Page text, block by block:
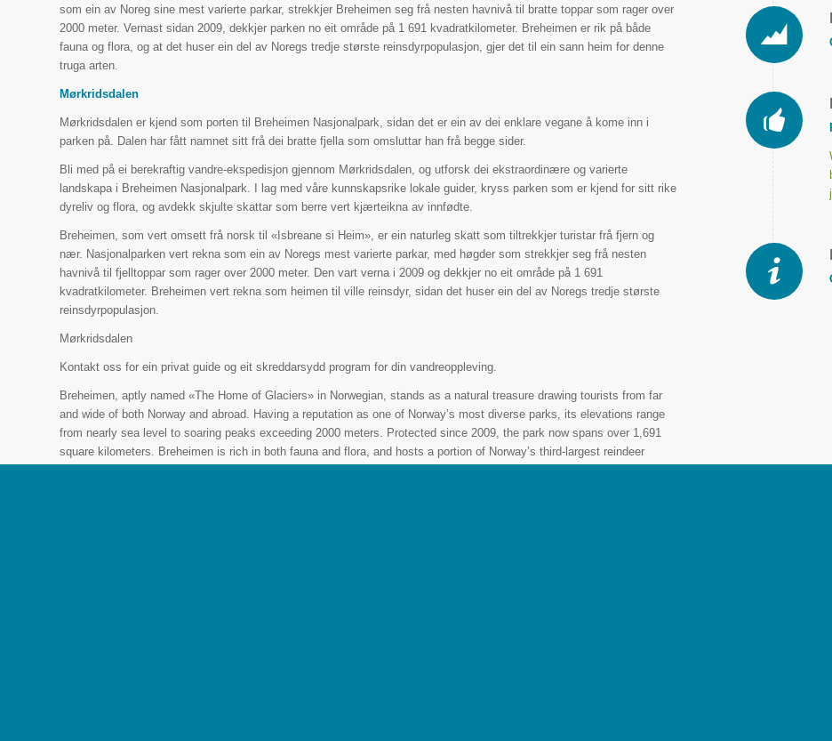
som ein av Noreg sine mest varierte parkar, strekkjer Breheimen seg frå nesten havnivå til bratte toppar som rager over
2000 meter. Vernast sidan 2009, dekkjer parken no eit område på 1 691 kvadratkilometer. Breheimen er rik på både
fauna og flora, og at det huser ein del av Noregs tredje største reinsdyrpopulasjon, gjer det til ein sann heim for denne
truga arten.
Mørkridsdalen
Mørkridsdalen er kjend som porten til Breheimen Nasjonalpark, sidan det er ein av dei enklare vegane å kome inn i
parken på. Dalen har fått namnet sitt frå dei bratte fjella som omsluttar han frå begge sider.
Bli med på ei berekraftig vandre-ekspedisjon gjennom Mørkridsdalen, og utforsk dei ekstraordinære og varierte
landskapa i Breheimen Nasjonalpark. I lag med våre kunnskapsrike lokale guider, kryss parken som er kjend for sitt rike
dyreliv og flora, og avdekk skjulte skattar som berre vert kjærteikna av innfødte.
Breheimen, som vert omsett frå norsk til «Isbreane si Heim», er ein naturleg skatt som tiltrekkjer turistar frå fjern og
nær. Nasjonalparken vert rekna som ein av Noregs mest varierte parkar, med høgder som strekkjer seg frå nesten
havnivå til fjelltoppar som rager over 2000 meter. Den vart verna i 2009 og dekkjer no eit område på 1 691
kvadratkilometer. Breheimen vert rekna som heimen til ville reinsdyr, sidan det huser ein del av Noregs tredje største
reinsdyrpopulasjon.
Mørkridsdalen
Kontakt oss for ein privat guide og eit skreddarsydd program for din vandreoppleving.
Breheimen, aptly named «The Home of Glaciers» in Norwegian, stands as a natural treasure drawing tourists from far
and wide of both Norway and abroad. Having a reputation as one of Norway’s most diverse parks, its elevations range
from nearly sea level to soaring peaks exceeding 2000 meters. Protected since 2009, the park now spans over 1,691
square kilometers. Breheimen is rich in both fauna and flora, and hosts a portion of Norway’s third-largest reindeer